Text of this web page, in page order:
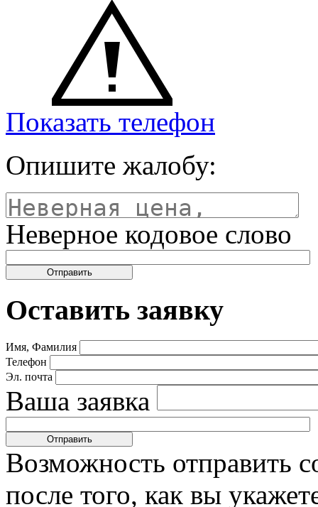
Показать телефон
Опишите жалобу:
Неверное кодовое слово
Оставить заявку
Имя, Фамилия
Телефон
Эл. почта
Ваша заявка
Возможность отправить
после того, как вы